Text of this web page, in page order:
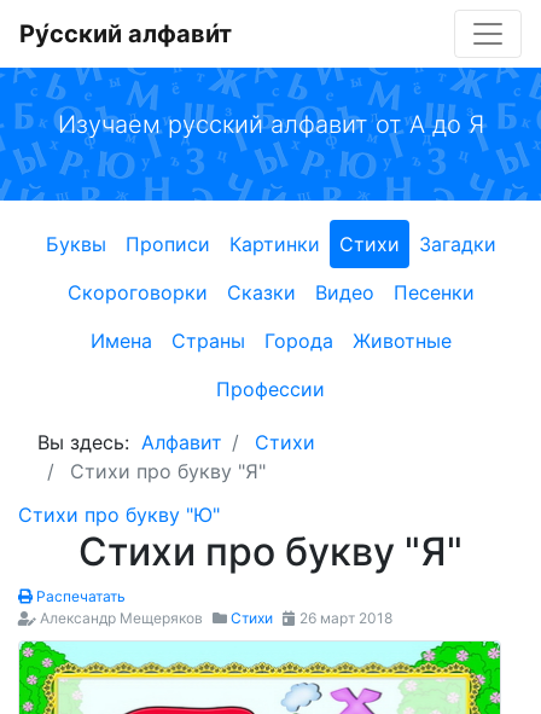
Ру́сский алфави́т
Изучаем русский алфавит от А до Я
Буквы Прописи Картинки Стихи
Загадки
Скороговорки
Сказки Видео
Песенки
Имена
Страны Города
Животные
Профессии
Вы здесь: Алфавит
Стихи
Стихи про букву "Я"
Стихи про букву "Ю"
Стихи про букву "Я"
Распечатать
Александр Мещеряков
Стихи 26 март 2018